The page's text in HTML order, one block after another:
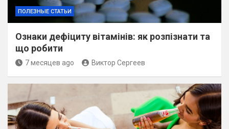
ПОЛЕЗНЫЕ СТАТЬИ
Ознаки дефіциту вітамінів: як розпізнати та
що робити
7 месяцев ago Виктор Сергеев